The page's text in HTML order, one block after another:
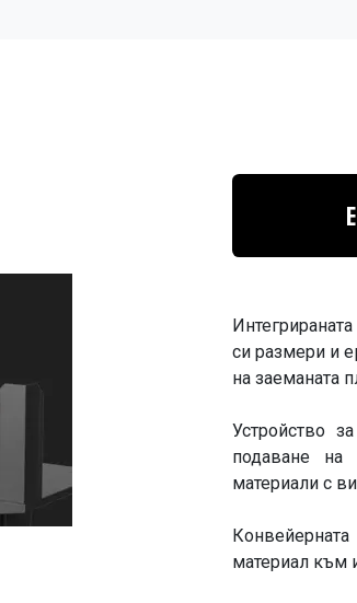
си размери и
на заеманата
Устройство
подаване на
материали с
материал към